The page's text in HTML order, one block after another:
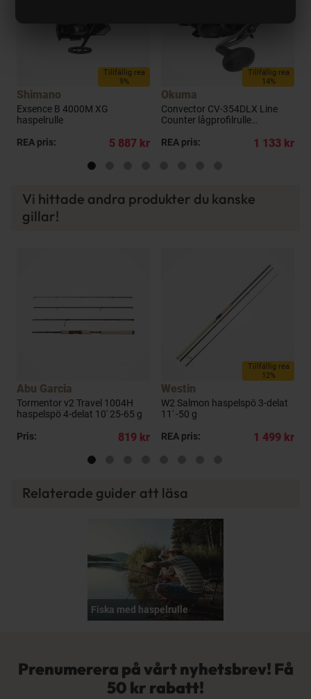
Tillfällig rea
9%
Shimano
Exsence B 4000M XG
haspelrulle
REA pris:
5 887 kr
Tillfällig rea
14%
Okuma
Convector CV-354DLX Line
Counter lågprofilrulle
REA pris:
1 133 kr
Vi hittade andra produkter du kanske
gillar!
Abu Garcia
Tormentor v2 Travel 1004H
haspelspö 4-delat 10' 25-65 g
Pris:
819 kr
Tillfällig rea
12%
Westin
W2 Salmon haspelspö 3-delat
11' -50 g
REA pris:
1 499 kr
Relaterade guider att läsa
Fiska med haspelrulle
Prenumerera på vårt nyhetsbrev! Få
50 kr rabatt!